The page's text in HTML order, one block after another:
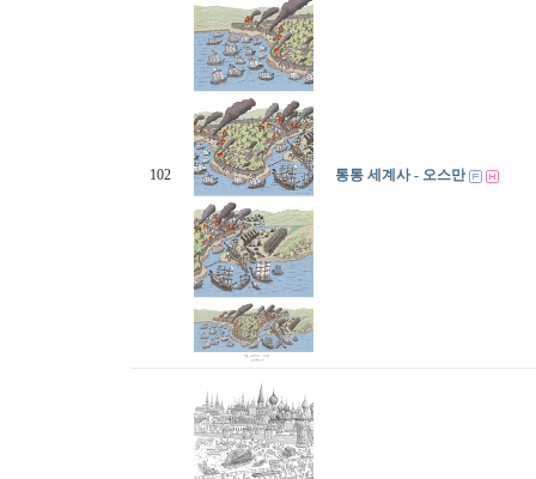
102 통통 세계사 - 오스만